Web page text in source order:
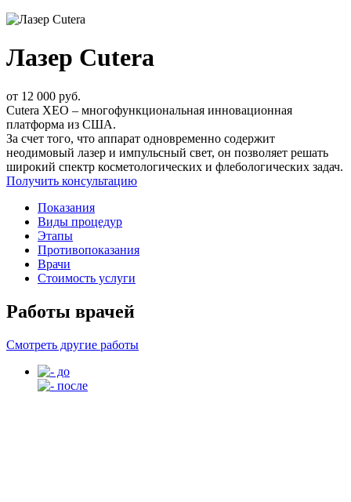
Лазер Cutera
от 12 000 руб.
Cutera XEO – многофункциональная инновационная
платформа из США.
За счет того, что аппарат одновременно содержит
неодимовый лазер и импульсный свет, он позволяет решать
широкий спектр косметологических и флебологических задач.
Получить консультацию
Показания
Виды процедур
Этапы
Противопоказания
Врачи
Стоимость услуги
Работы врачей
Смотреть другие работы